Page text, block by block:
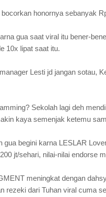
honornya sebanyak
gua saat viral itu bener-
10x lipat saat itu.
Lesti jd jangan sotau,
Sekolah lagi deh
kaya semenjak ketemu
gua begini karna LESLAR
jt/sehari, nilai-nilai endorse
meningkat dengan
rezeki dari Tuhan viral cuma